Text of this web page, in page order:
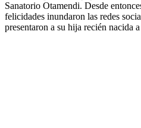
Sanatorio Otamendi. Desde
felicidades inundaron las redes
presentaron a su hija recién nacida